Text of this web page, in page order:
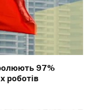
97%
роботів